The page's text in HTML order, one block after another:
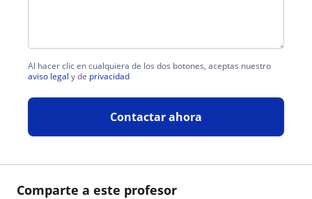
Comparte a este profesor
Al hacer clic en cualquiera de los dos botones, aceptas nuestro
aviso legal y de privacidad
Contactar ahora